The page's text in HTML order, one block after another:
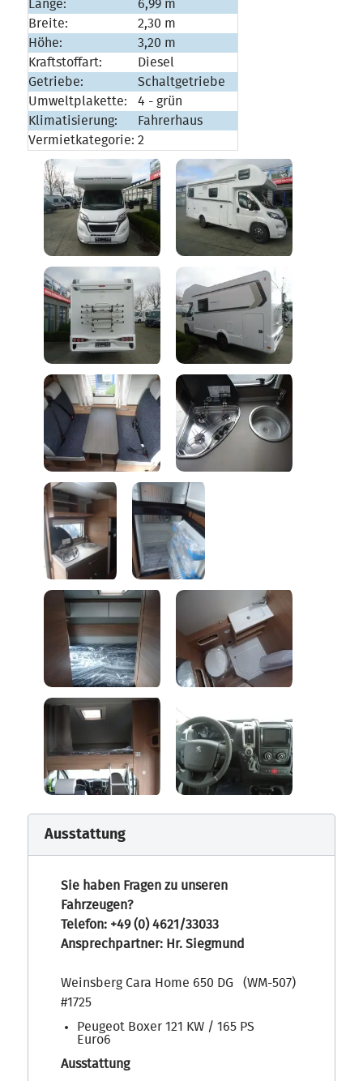
Länge:
6,99 m
Breite:
2,30 m
Höhe:
3,20 m
Kraftstoffart:
Diesel
Getriebe:
Schaltgetriebe
Umweltplakette:
4 - grün
Klimatisierung:
Fahrerhaus
Vermietkategorie: 2
Ausstattung
Sie haben Fragen zu unseren
Fahrzeugen?
Telefon: +49 (0) 4621/33033
Ansprechpartner: Hr. Siegmund
Weinsberg Cara Home 650 DG (WM-507)
#1725
Peugeot Boxer 121 KW / 165 PS
Euro6
Ausstattung